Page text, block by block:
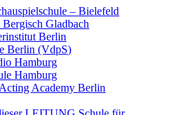
– Bielefeld
Gladbach
Berlin
Berlin (VdpS)
Hamburg
Hamburg
Academy Berlin